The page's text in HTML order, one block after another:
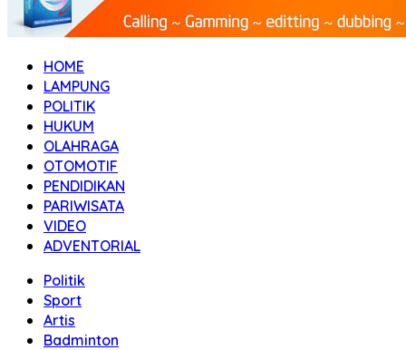
HOME
LAMPUNG
POLITIK
HUKUM
OLAHRAGA
OTOMOTIF
PENDIDIKAN
PARIWISATA
VIDEO
ADVENTORIAL
Politik
Sport
Artis
Badminton